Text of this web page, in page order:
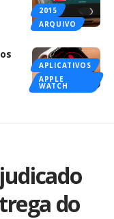
2015
ARQUIVO
APLICATIVOS
APPLE
WATCH
do